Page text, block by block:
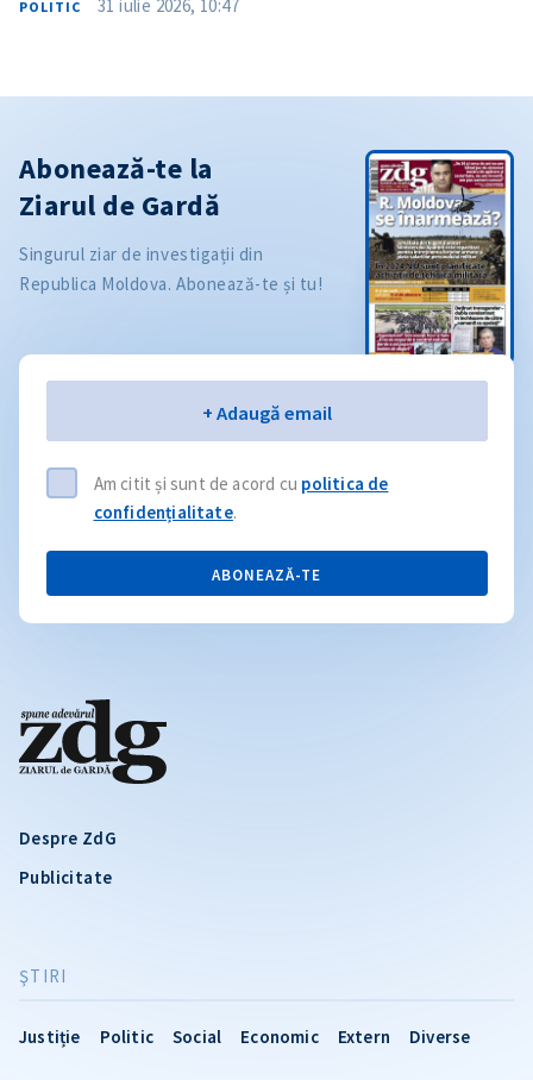
POLITIC 31 iulie 2026, 10:47
Despre ZdG
Publicitate
ŞTIRI
Justiție Politic Social Economic Extern Diverse
Abonează-te la
Ziarul de Gardă
Singurul ziar de investigații din
Republica Moldova. Abonează-te și tu!
+ Adaugă email
Am citit și sunt de acord cu politica de
confidențialitate.
ABONEAZĂ-TE